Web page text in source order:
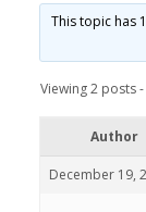
This topic has
Viewing 2 posts
Author
December 19,